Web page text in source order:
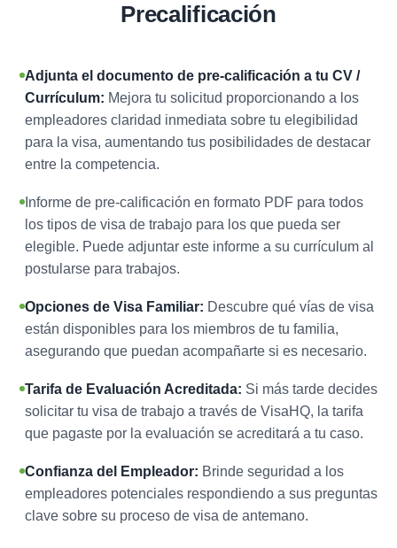
Precalificación
Adjunta el documento de pre-calificación a tu CV /
Currículum: Mejora tu solicitud proporcionando a los
empleadores claridad inmediata sobre tu elegibilidad
para la visa, aumentando tus posibilidades de destacar
entre la competencia.
Informe de pre-calificación en formato PDF para todos
los tipos de visa de trabajo para los que pueda ser
elegible. Puede adjuntar este informe a su currículum al
postularse para trabajos.
Opciones de Visa Familiar: Descubre qué vías de visa
están disponibles para los miembros de tu familia,
asegurando que puedan acompañarte si es necesario.
Tarifa de Evaluación Acreditada: Si más tarde decides
solicitar tu visa de trabajo a través de VisaHQ, la tarifa
que pagaste por la evaluación se acreditará a tu caso.
Confianza del Empleador: Brinde seguridad a los
empleadores potenciales respondiendo a sus preguntas
clave sobre su proceso de visa de antemano.